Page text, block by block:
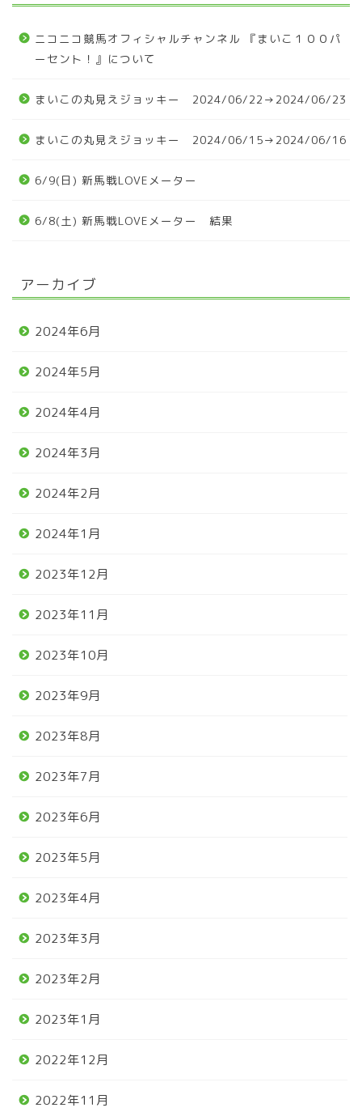
ニコニコ競馬オフィシャルチャンネル 『まいこ１００パ
ーセント！』について
まいこの丸見えジョッキー 2024/06/22→2024/06/23
まいこの丸見えジョッキー 2024/06/15→2024/06/16
6/9(日) 新馬戦LOVEメーター
6/8(土) 新馬戦LOVEメーター 結果
アーカイブ
2024年6月
2024年5月
2024年4月
2024年3月
2024年2月
2024年1月
2023年12月
2023年11月
2023年10月
2023年9月
2023年8月
2023年7月
2023年6月
2023年5月
2023年4月
2023年3月
2023年2月
2023年1月
2022年12月
2022年11月